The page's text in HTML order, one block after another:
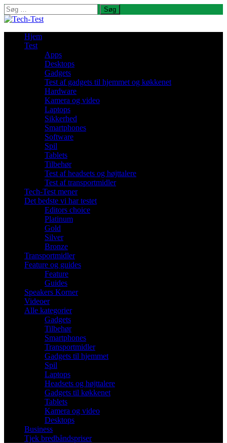
Søg
efter:
Hjem
Test
Apps
Desktops
Gadgets
Test af gadgets til hjemmet og køkkenet
Hardware
Kamera og video
Laptops
Sikkerhed
Smartphones
Software
Spil
Tablets
Tilbehør
Test af headsets og højttalere
Test af transportmidler
Tech-Test mener
Det bedste vi har testet
Editors choice
Platinum
Gold
Silver
Bronze
Transportmidler
Feature og guides
Feature
Guides
Speakers Korner
Videoer
Alle kategorier
Gadgets
Tilbehør
Smartphones
Transportmidler
Gadgets til hjemmet
Spil
Laptops
Headsets og højttalere
Gadgets til køkkenet
Tablets
Kamera og video
Desktops
Business
Tjek bredbåndspriser